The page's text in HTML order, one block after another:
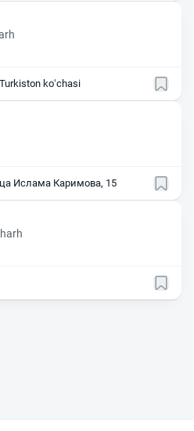
koʻchasi
Ислама Каримова, 15